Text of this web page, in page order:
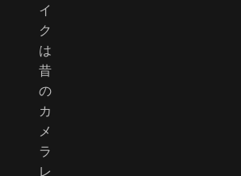
イ
ク
は
昔
の
カ
メ
ラ
レ